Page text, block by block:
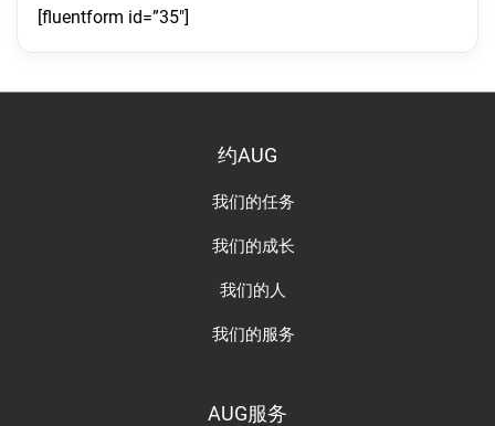
[fluentform id=”35″]
约AUG
我们的任务
我们的成长
我们的人
我们的服务
AUG服务